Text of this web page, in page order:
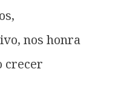
nos honra
crecer